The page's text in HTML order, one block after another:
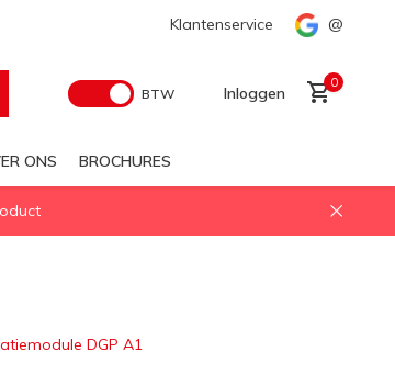
geïsoleerd daglichtoplossing Snelle levering
Klantenservice @
BTW Inloggen
0
ONS BROCHURES
DGP A1